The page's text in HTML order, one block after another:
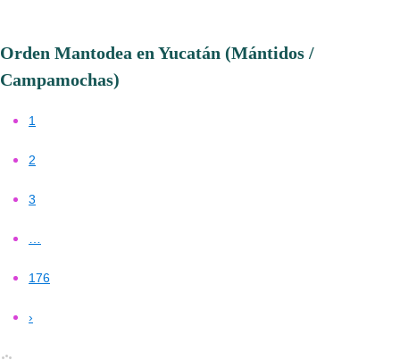
Orden Mantodea en Yucatán (Mántidos /
Campamochas)
1
2
3
176
›